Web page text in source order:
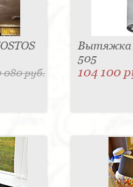
080 руб.
Вытяжка
505
104 100